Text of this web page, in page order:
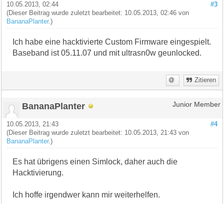
#3
10.05.2013, 02:44
(Dieser Beitrag wurde zuletzt bearbeitet: 10.05.2013, 02:46 von
BananaPlanter.)
Ich habe eine hacktivierte Custom Firmware eingespielt.
Baseband ist 05.11.07 und mit ultrasn0w geunlocked.
Zitieren
BananaPlanter Junior Member
#4
10.05.2013, 21:43
(Dieser Beitrag wurde zuletzt bearbeitet: 10.05.2013, 21:43 von
BananaPlanter.)
Es hat übrigens einen Simlock, daher auch die
Hacktivierung.
Ich hoffe irgendwer kann mir weiterhelfen.